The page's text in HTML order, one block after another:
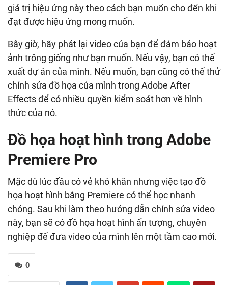
giá trị hiệu ứng này theo cách bạn muốn cho đến khi
đạt được hiệu ứng mong muốn.
Bây giờ, hãy phát lại video của bạn để đảm bảo hoạt
ảnh trông giống như bạn muốn. Nếu vậy, bạn có thể
xuất dự án của mình. Nếu muốn, bạn cũng có thể thử
chỉnh sửa đồ họa của mình trong Adobe After
Effects để có nhiều quyền kiểm soát hơn về hình
thức của nó.
Đồ họa hoạt hình trong Adobe
Premiere Pro
Mặc dù lúc đầu có vẻ khó khăn nhưng việc tạo đồ
họa hoạt hình bằng Premiere có thể học nhanh
chóng. Sau khi làm theo hướng dẫn chỉnh sửa video
này, bạn sẽ có đồ họa hoạt hình ấn tượng, chuyên
nghiệp để đưa video của mình lên một tầm cao mới.
0